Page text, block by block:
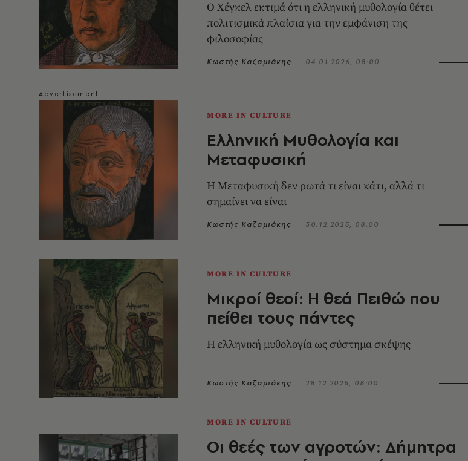
Ο Χέγκελ εκτιμά ότι η ελληνική μυθολογία θέτει
πολιτισμικά πλαίσια για την εμφάνιση της
φιλοσοφίας
Κωστής Καζαμιάκης 04.01.2026, 08:00
MORE IN CULTURE
Ελληνική Μυθολογία και
Μεταφυσική
Η Μεταφυσική δεν ρωτά τι είναι κάτι, αλλά τι
σημαίνει να είναι
Κωστής Καζαμιάκης 30.12.2025, 08:00
MORE IN CULTURE
Μικροί θεοί: Η θεά Πειθώ που
πείθει τους πάντες
Η ελληνική μυθολογία ως σύστημα σκέψης
Κωστής Καζαμιάκης 28.12.2025, 08:00
MORE IN CULTURE
Οι θεές των αγροτών: Δήμητρα